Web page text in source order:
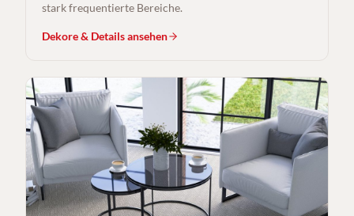
stark frequentierte Bereiche.
Dekore & Details ansehen